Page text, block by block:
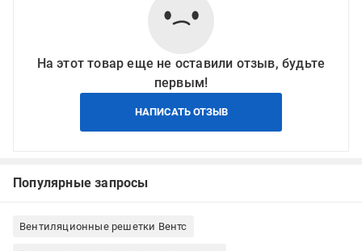
На этот товар еще не оставили отзыв, будьте
первым!
НАПИСАТЬ ОТЗЫВ
Популярные запросы
Вентиляционные решетки Вентс